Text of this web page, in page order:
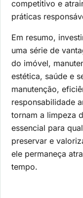
competitivo e
práticas
Em resumo,
uma série de
do imóvel,
estética, saúde e
manutenção,
responsabilidade
tornam a limpeza
essencial para
preservar e
ele permaneça
tempo.